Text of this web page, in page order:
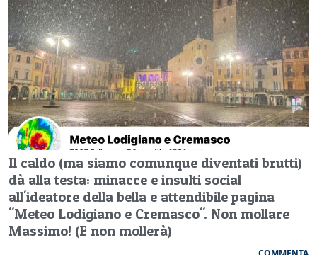
Il caldo (ma siamo comunque diventati brutti)
dà alla testa: minacce e insulti social
all'ideatore della bella e attendibile pagina
"Meteo Lodigiano e Cremasco". Non mollare
Massimo! (E non mollerà)